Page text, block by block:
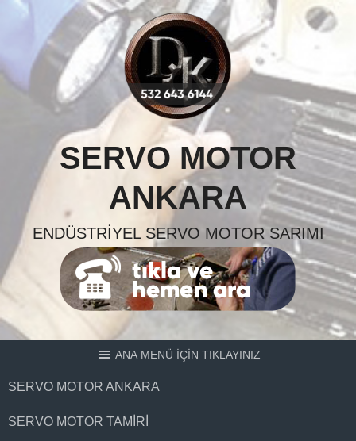
Skip
content
SERVO MOTOR
ANKARA
ENDÜSTRIYEL SERVO MOTOR SARIMI
ANA MENÜ İÇİN TIKLAYINIZ
SERVO MOTOR ANKARA
SERVO MOTOR TAMIRI